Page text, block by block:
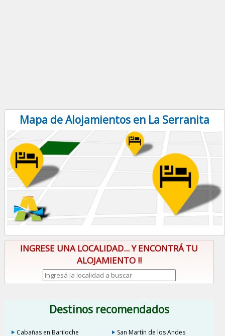
Mapa de Alojamientos en La Serranita
INGRESE UNA LOCALIDAD... Y ENCONTRÁ TU
ALOJAMIENTO !!
Destinos recomendados
Cabañas en Bariloche
San Martín de los Andes